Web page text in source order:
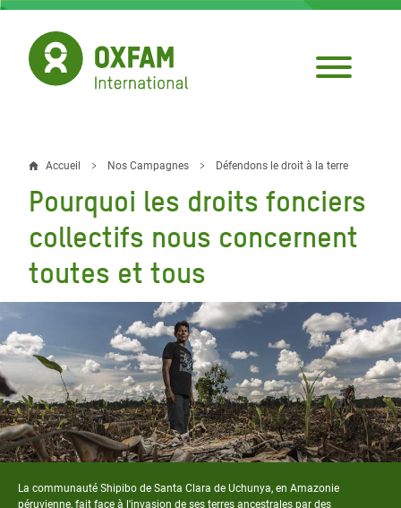
Aller
contenu
principal
Fil
d'Ariane
Accueil Nos Campagnes Défendons le droit à la terre
Pourquoi les droits fonciers
collectifs nous concernent
toutes et tous
La communauté Shipibo de Santa Clara de Uchunya, en Amazonie
péruvienne, fait face à l'invasion de ses terres ancestrales par des